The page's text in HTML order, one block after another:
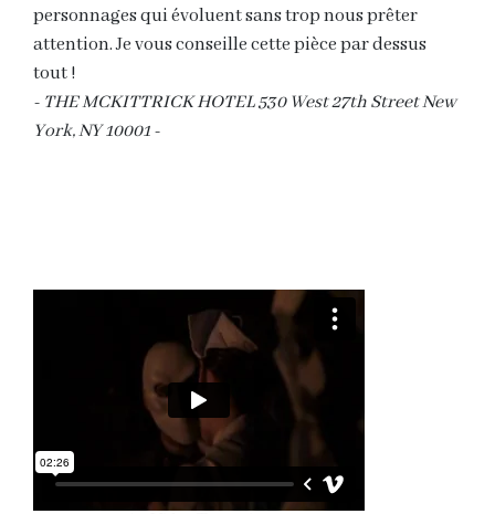
personnages qui évoluent sans trop nous prêter
attention. Je vous conseille cette pièce par dessus
tout !
- THE MCKITTRICK HOTEL 530 West 27th Street New
York, NY 10001 -